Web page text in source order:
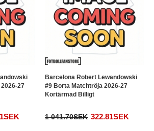
27
Barcelona Robert Lewandowski
#9 Borta Matchtröja 2026-27
Kortärmad Billigt
1 041.70SEK 322.81SEK